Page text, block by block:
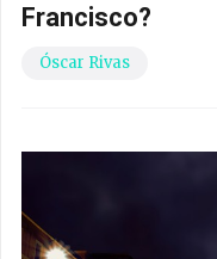
Francisco?
Óscar Rivas